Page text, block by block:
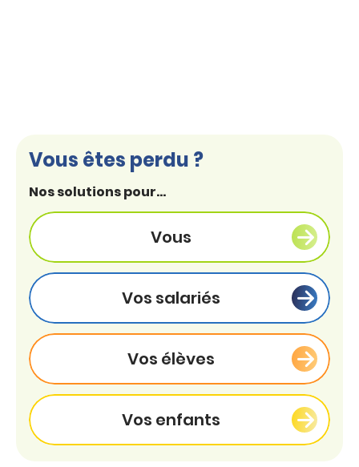
Vous êtes perdu ?
Nos solutions pour...
Vous
Vos salariés
Vos élèves
Vos enfants